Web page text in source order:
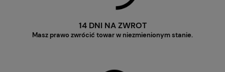
14 DNI NA ZWROT
Masz prawo zwrócić towar w niezmienionym stanie.